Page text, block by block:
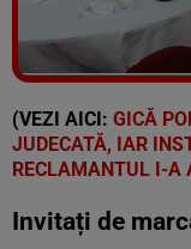
(VEZI AICI: GICĂ
JUDECATĂ, IAR
RECLAMANTUL I-A
Invitați de